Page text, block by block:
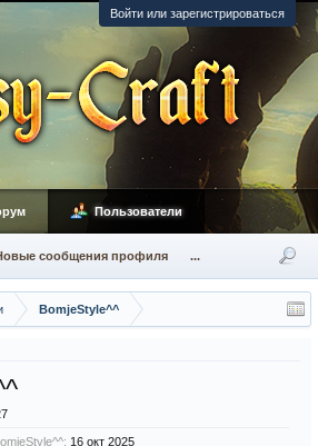
Войти или зарегистрироваться
BomjeStyle^^
16 окт 2025
Пользователи
сообщения профиля ...